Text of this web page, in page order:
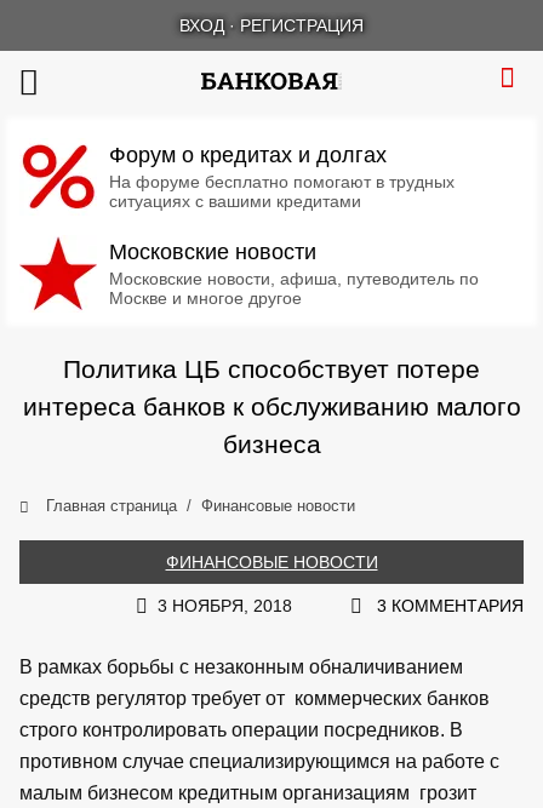
ВХОД · РЕГИСТРАЦИЯ
Форум о кредитах и долгах
На форуме бесплатно помогают в трудных
ситуациях с вашими кредитами
Московские новости
Московские новости, афиша, путеводитель по
Москве и многое другое
Политика ЦБ способствует потере
интереса банков к обслуживанию малого
бизнеса
Главная страница Финансовые новости
ФИНАНСОВЫЕ НОВОСТИ
3 НОЯБРЯ, 2018 3 КОММЕНТАРИЯ
В рамках борьбы с незаконным обналичиванием
средств регулятор требует от коммерческих банков
строго контролировать операции посредников. В
противном случае специализирующимся на работе с
малым бизнесом кредитным организациям грозит